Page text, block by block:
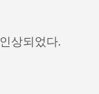
상되었다.